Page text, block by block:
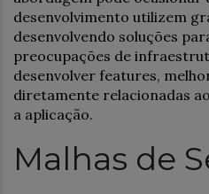
desenvolvimento utilizem
desenvolvendo soluções
preocupações de
desenvolver features,
diretamente relacionadas
a aplicação.
Malhas de